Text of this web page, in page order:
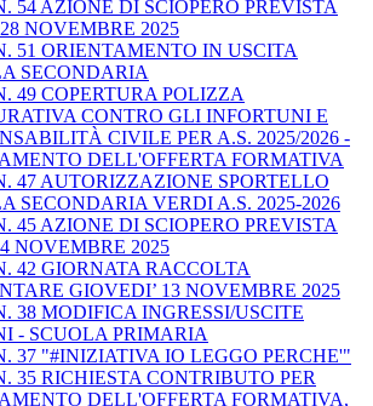
54 AZIONE DI SCIOPERO PREVISTA
NOVEMBRE 2025
51 ORIENTAMENTO IN USCITA
SECONDARIA
49 COPERTURA POLIZZA
CONTRO GLI INFORTUNI E
CIVILE PER A.S. 2025/2026 -
DELL'OFFERTA FORMATIVA
47 AUTORIZZAZIONE SPORTELLO
SECONDARIA VERDI A.S. 2025-2026
45 AZIONE DI SCIOPERO PREVISTA
NOVEMBRE 2025
42 GIORNATA RACCOLTA
GIOVEDI’ 13 NOVEMBRE 2025
38 MODIFICA INGRESSI/USCITE
- SCUOLA PRIMARIA
37 "#INIZIATIVA IO LEGGO PERCHE'"
35 RICHIESTA CONTRIBUTO PER
DELL'OFFERTA FORMATIVA,